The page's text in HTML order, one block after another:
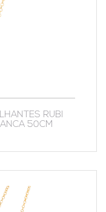
RUBI
50CM